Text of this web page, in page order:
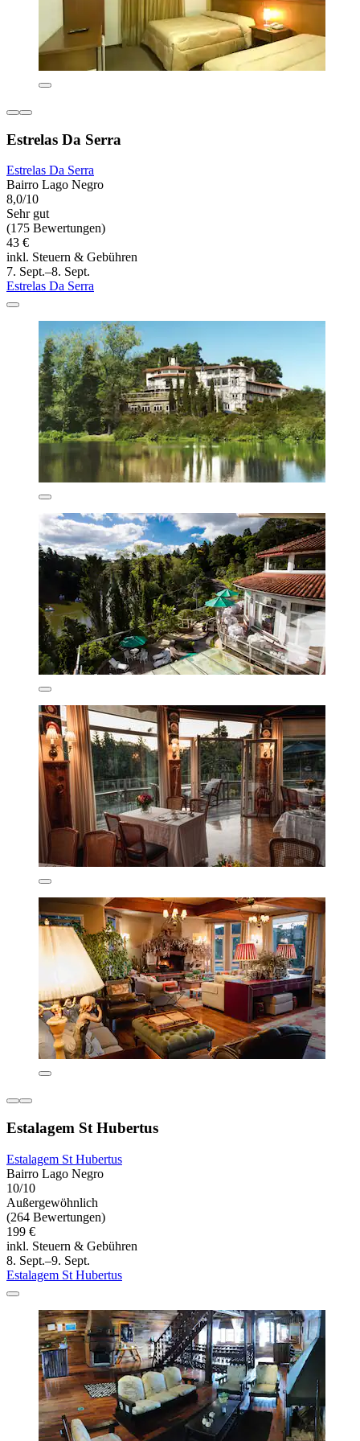
Estrelas Da Serra
Estrelas Da Serra
Bairro Lago Negro
8,0/10
Sehr gut
(175 Bewertungen)
43 €
inkl. Steuern & Gebühren
7. Sept.–8. Sept.
Estrelas Da Serra
Estalagem St Hubertus
Estalagem St Hubertus
Bairro Lago Negro
10/10
Außergewöhnlich
(264 Bewertungen)
199 €
inkl. Steuern & Gebühren
8. Sept.–9. Sept.
Estalagem St Hubertus